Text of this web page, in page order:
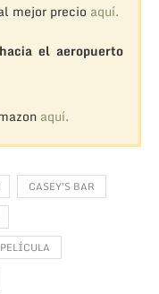
mejor precio aquí.
el aeropuerto
aquí.
CASEY'S BAR
PELÍCULA